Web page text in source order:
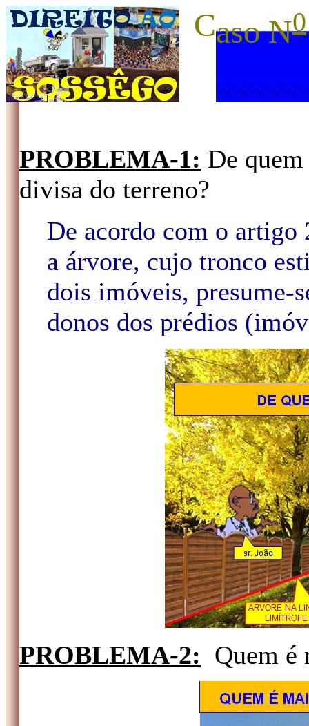
Caso N0
PROBLEMA-1: De
divisa do terreno?
De acordo com o
a árvore, cujo tronco
dois imóveis, presume-
donos dos prédios
PROBLEMA-2: Quem é